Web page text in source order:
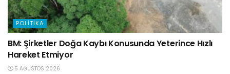
POLITIKA
BM: Şirketler Doğa Kaybı Konusunda Yeterince Hızlı
Hareket Etmiyor
5 AĞUSTOS 2026